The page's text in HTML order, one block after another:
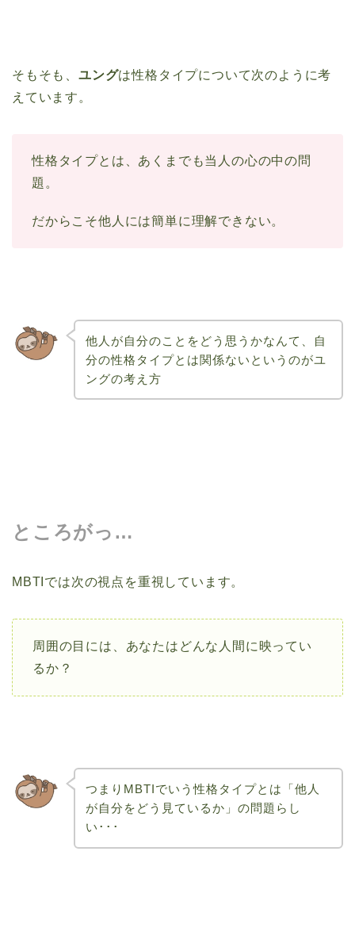
そもそも、 ユングは性格タイプについて次のように考
えています。
性格タイプとは、あくまでも当人の心の中の問
題。
だからこそ他人には簡単に理解できない。
他人が自分のことをどう思うかなんて、自
分の性格タイプとは関係ないというのがユ
ングの考え方
ところがっ…
MBTIでは次の視点を重視しています。
周囲の目には、あなたはどんな人間に映ってい
るか？
つまりMBTIでいう性格タイプとは「他人
が自分をどう見ているか」の問題らし
い･･･